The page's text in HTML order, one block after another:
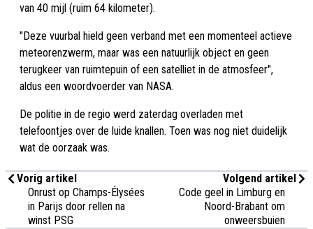
van 40 mijl (ruim 64 kilometer).
"Deze vuurbal hield geen verband met een momenteel actieve
meteorenzwerm, maar was een natuurlijk object en geen
terugkeer van ruimtepuin of een satelliet in de atmosfeer",
aldus een woordvoerder van NASA.
De politie in de regio werd zaterdag overladen met
telefoontjes over de luide knallen. Toen was nog niet duidelijk
wat de oorzaak was.
Vorig artikel
Onrust op Champs-Élysées
in Parijs door rellen na
winst PSG
Volgend artikel
Code geel in Limburg en
Noord-Brabant om
onweersbuien